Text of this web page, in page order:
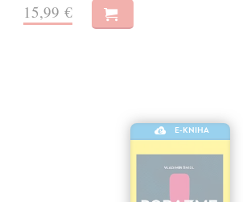
15,99 €
E-KNIHA